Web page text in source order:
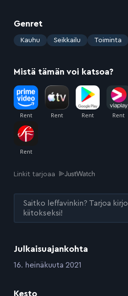
Julkaisuajankohta
:16. heinäkuuta 2021
Kesto
Genret
: Kauhu Seikkailu Toiminta
Mistä tämän voi katsoa?
Linkit tarjoaa
Saitko leffavinkin? Tarjoa
kiitokseksi!